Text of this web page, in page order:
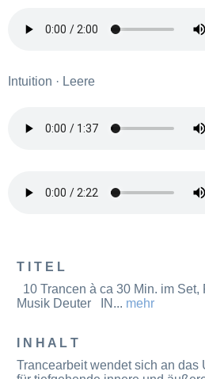
Intuition · Leere
T I T E L
10 Trancen à ca 30 Min. im Set,
Musik Deuter IN... mehr
I N H A L T
Trancearbeit wendet sich an das